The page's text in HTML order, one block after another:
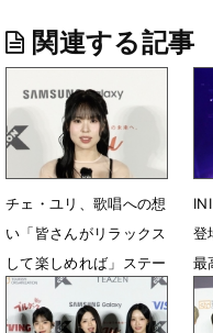
関連する記事
チェ・ユリ、歌唱への想
い「皆さんがリラックス
して楽しめれば」ステー
ジ裏インタビュー
5月10日 17時53分
登
最
曲